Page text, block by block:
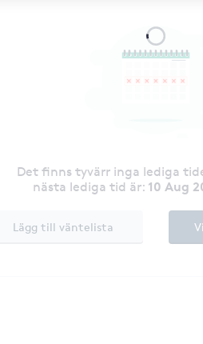
Det finns tyvärr inga lediga
nästa lediga tid är: 10 Aug
Lägg till väntelista